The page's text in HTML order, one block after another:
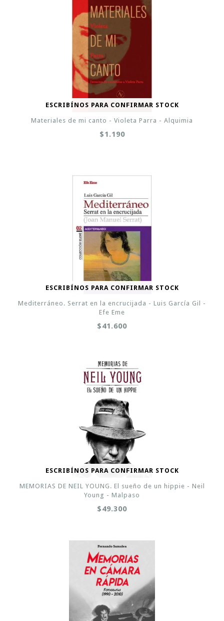
ESCRIBÍNOS PARA CONFIRMAR STOCK
Materiales de mi canto - Violeta Parra - Alquimia
$1.190
ESCRIBÍNOS PARA CONFIRMAR STOCK
Mediterráneo. Serrat en la encrucijada - Luis García Gil -
Efe Eme
$41.600
ESCRIBÍNOS PARA CONFIRMAR STOCK
MEMORIAS DE NEIL YOUNG. El sueño de un hippie - Neil
Young - Malpaso
$49.300